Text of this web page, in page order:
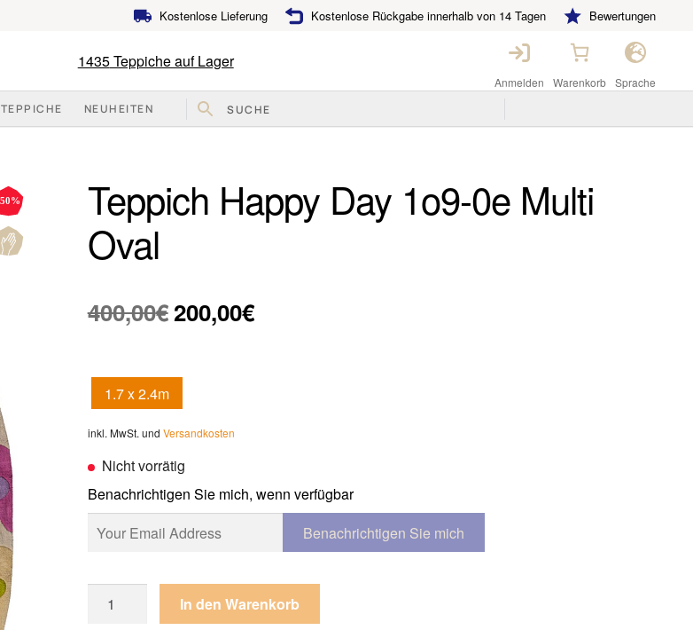
Kostenlose Lieferung Kostenlose Rückgabe innerhalb von 14 Tagen Bewertungen
1435Teppiche auf Lager
Anmelden Warenkorb Sprache
NEUHEITEN
Teppich Happy Day 1o9-0e Multi
Oval
400,00€ Ursprünglicher
war:
400,00€
200,00€Aktueller
1.7 x 2.4m
inkl. MwSt. und Versandkosten
Nicht vorrätig
Benachrichtigen Sie mich, wenn verfügbar
Happy
In den Warenkorb